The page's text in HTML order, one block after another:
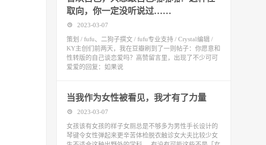
取向，你一定没听说过……
2023-03-07
策划 / fufu、二狗子撰文 / fufu专业支持 / Crystal编辑 /
KY主创们前两天，我在豆瓣刷到了一则帖子：你愿意和
性转版的自己谈恋爱吗？高赞留言里，出现了不少可可
爱爱的回复：如果说
当我作为女性被看见，我才有了力量
2023-03-07
女孩该有女孩的样子女厕总是不够多为男性手长设计的
琴键令女性弹起来更辛苦体检脱衣触诊女大夫比较少女